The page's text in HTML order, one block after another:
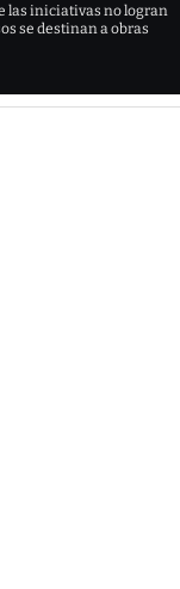
las iniciativas no logran
se destinan a obras